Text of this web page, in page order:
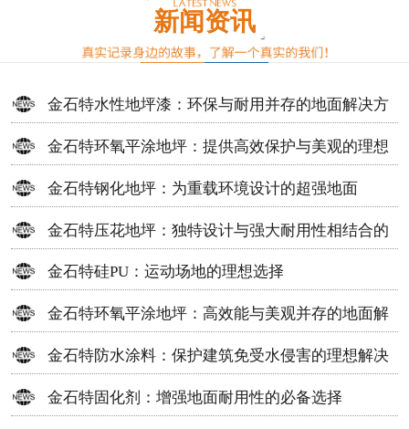
新闻资讯
金石特水性地坪漆：环保与耐用并存的地面解决方
案
金石特环氧平涂地坪：提供高效保护与美观的理想
选择
金石特钢化地坪：为重载环境设计的超强地面
金石特压花地坪：独特设计与强大耐用性相结合的
地面材料
金石特硅PU：运动场地的理想选择
金石特环氧平涂地坪：高效能与美观并存的地面解
决方案
金石特防水涂料：保护建筑免受水侵害的理想解决
方案
金石特固化剂：增强地面耐用性的必备选择